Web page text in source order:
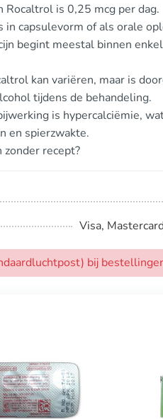
Rocaltrol is 0,25 mcg per dag.
in capsulevorm of als orale
begint meestal binnen
kan variëren, maar is
tijdens de behandeling.
is hypercalciëmie,
en spierzwakte.
recept?
Visa,
bij